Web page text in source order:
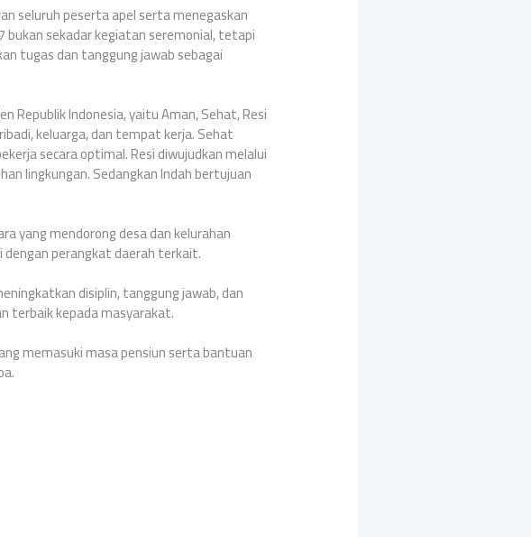
seluruh peserta apel serta menegaskan
bukan sekadar kegiatan seremonial, tetapi
tugas dan tanggung jawab sebagai
Republik Indonesia, yaitu Aman, Sehat, Resi
keluarga, dan tempat kerja. Sehat
secara optimal. Resi diwujudkan melalui
lingkungan. Sedangkan Indah bertujuan
yang mendorong desa dan kelurahan
dengan perangkat daerah terkait.
disiplin, tanggung jawab, dan
terbaik kepada masyarakat.
memasuki masa pensiun serta bantuan